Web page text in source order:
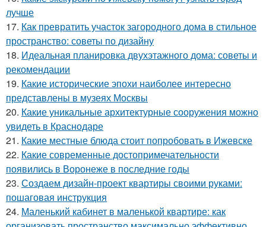
лучше
17. Как превратить участок загородного дома в стильное
пространство: советы по дизайну
18. Идеальная планировка двухэтажного дома: советы и
рекомендации
19. Какие исторические эпохи наиболее интересно
представлены в музеях Москвы
20. Какие уникальные архитектурные сооружения можно
увидеть в Краснодаре
21. Какие местные блюда стоит попробовать в Ижевске
22. Какие современные достопримечательности
появились в Воронеже в последние годы
23. Создаем дизайн-проект квартиры своими руками:
пошаговая инструкция
24. Маленький кабинет в маленькой квартире: как